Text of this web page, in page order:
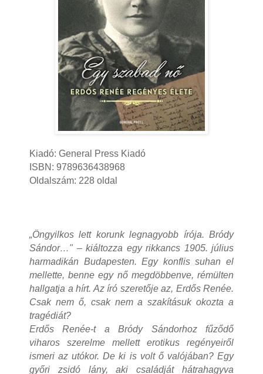
Kiadó: General Press Kiadó
ISBN: 9789636438968
Oldalszám: 228 oldal
„Öngyilkos lett korunk legnagyobb írója. Bródy
Sándor…" – kiáltozza egy rikkancs 1905. július
harmadikán Budapesten. Egy konflis suhan el
mellette, benne egy nő megdöbbenve, rémülten
hallgatja a hírt. Az író szeretője az, Erdős Renée.
Csak nem ő, csak nem a szakításuk okozta a
tragédiát?
Erdős Renée-t a Bródy Sándorhoz fűződő
viharos szerelme mellett erotikus regényeiről
ismeri az utókor. De ki is volt ő valójában? Egy
győri zsidó lány, aki családját hátrahagyva